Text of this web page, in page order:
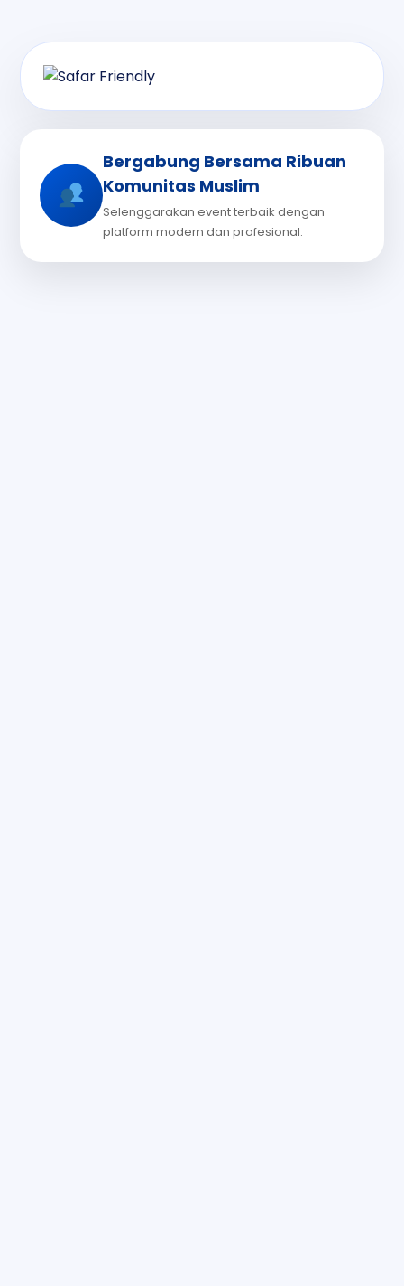
Bergabung Bersama Ribuan
Komunitas Muslim
Selenggarakan event terbaik dengan
platform modern dan profesional.